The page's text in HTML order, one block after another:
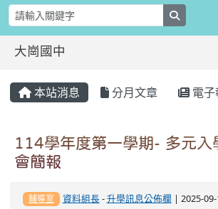
大崗國中
本站消息 分月文章 電
114學年度第一學期- 多元入
會簡報
輔導室 資料組長-升學訊息公佈欄 | 2025-